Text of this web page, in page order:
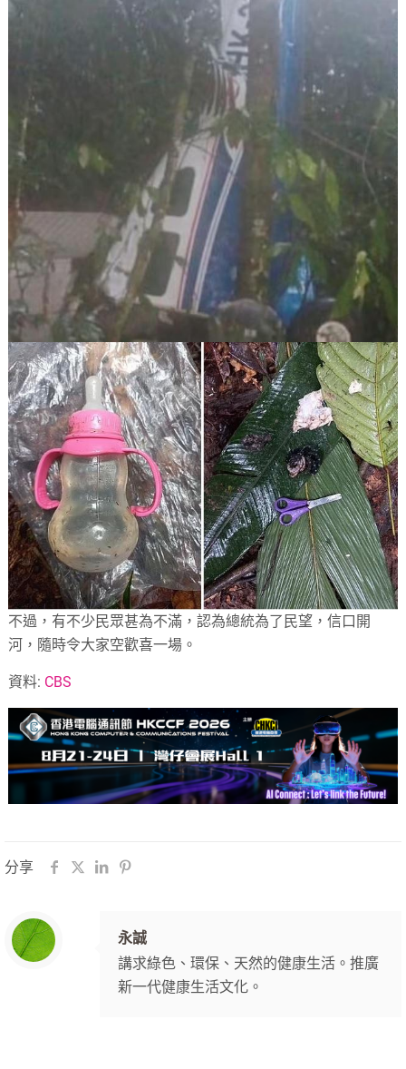
不過，有不少民眾甚為不滿，認為總統為了民望，信口開
河，隨時令大家空歡喜一場。
資料: CBS
分享
永誠
講求綠色、環保、天然的健康生活。推廣
新一代健康生活文化。